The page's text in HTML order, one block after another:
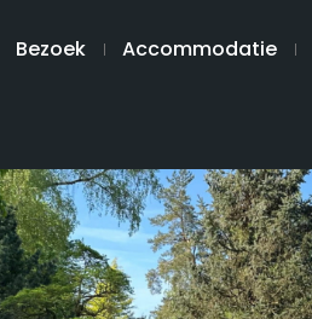
Bezoek Accommodatie